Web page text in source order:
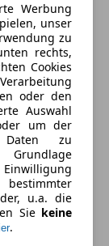
Werbung
unser
zu
rechts,
Cookies
oder den
Auswahl
um der
Daten zu
u.a. die
Sie keine
.